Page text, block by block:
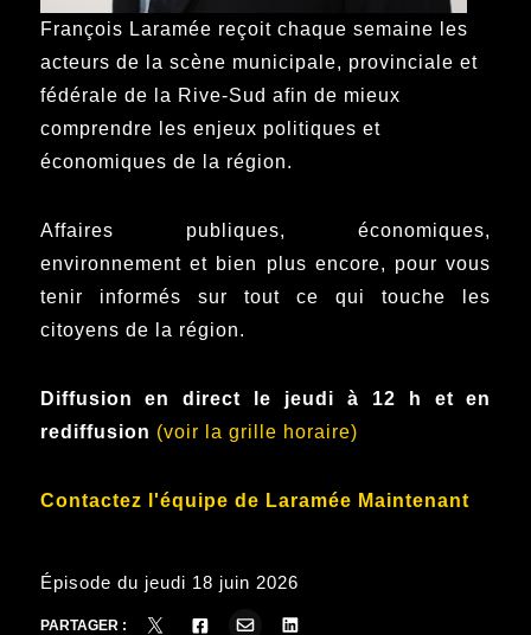
François Laramée reçoit chaque semaine les
acteurs de la scène municipale, provinciale et
fédérale de la Rive-Sud afin de mieux
comprendre les enjeux politiques et
économiques de la région.
Affaires publiques, économiques,
environnement et bien plus encore, pour vous
tenir informés sur tout ce qui touche les
citoyens de la région.
Diffusion en direct le jeudi à 12 h et en
rediffusion (voir la grille horaire)
Contactez l'équipe de Laramée Maintenant
Épisode du jeudi 18 juin 2026
PARTAGER :